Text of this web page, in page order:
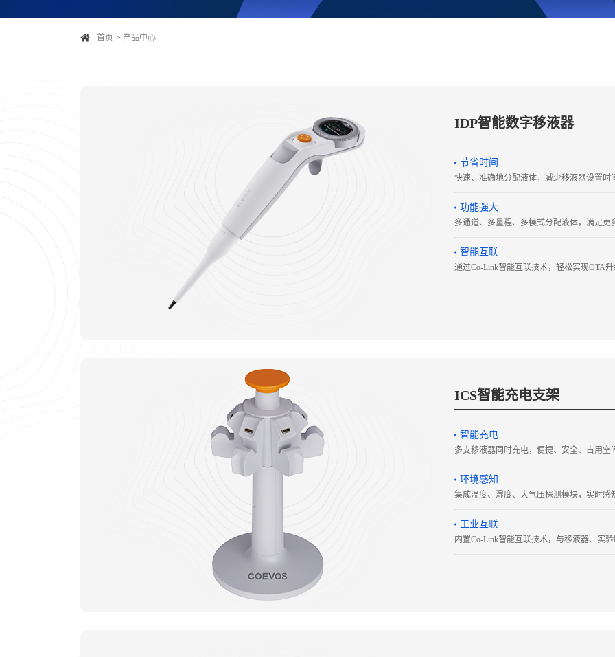
首页 产品中心
IDP智能数字移液器
节省时间
快速、准确地分配液体，减少移液器设置时
功能强大
多通道、多量程、多模式分配液体，满足更
智能互联
通过Co-Link智能互联技术，轻松实现OTA
ICS智能充电支架
智能充电
多支移液器同时充电，便捷、安全、占用空
环境感知
集成温度、湿度、大气压探测模块，实时感
工业互联
内置Co-Link智能互联技术，与移液器、实